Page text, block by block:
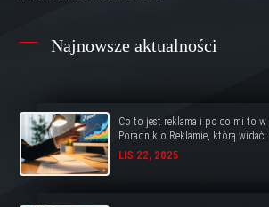
Najnowsze aktualności
Co to jest reklama i po co mi to
Poradnik o Reklamie, którą widać!
LIS 22, 2025